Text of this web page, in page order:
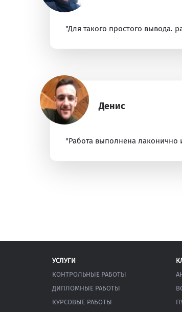
"Для такого простого вывода.
Денис
"Работа выполнена лаконично
УСЛУГИ
КОНТРОЛЬНЫЕ РАБОТЫ
ДИПЛОМНЫЕ РАБОТЫ
КУРСОВЫЕ РАБОТЫ